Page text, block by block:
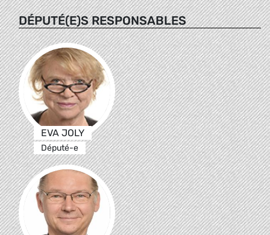
DÉPUTÉ(E)S RESPONSABLES
EVA JOLY
Député-e